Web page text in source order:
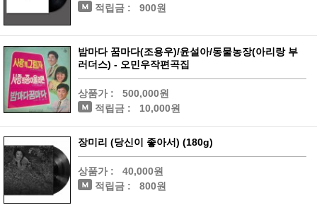
적립금 :
900원
밤마다 꿈마다(조용우)/윤설아/동물농장(아리랑 부
러더스) - 오민우작편곡집
상품가 :
500,000원
적립금 :
10,000원
장미리 (당신이 좋아서) (180g)
상품가 :
40,000원
적립금 :
800원